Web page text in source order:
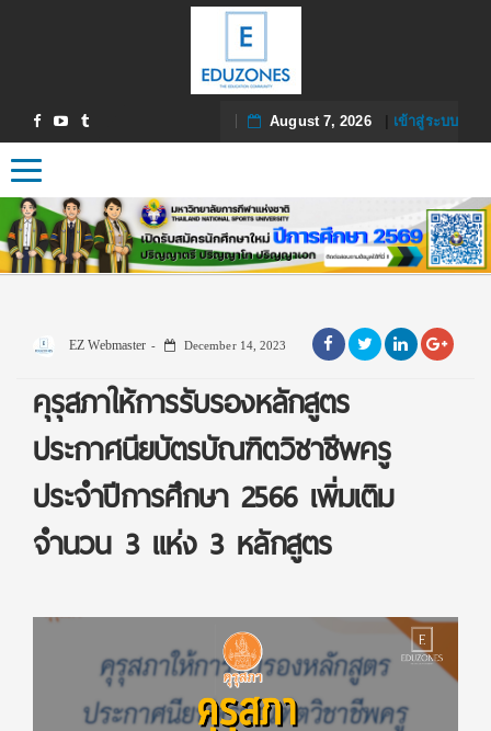
August 7, 2026| เข้าสู่ระบบ
Toggle navigation
EZ Webmaster December 14, 2023
คุรุสภาให้การรับรองหลักสูตร
ประกาศนียบัตรบัณฑิตวิชาชีพครู
ประจำปีการศึกษา 2566 เพิ่มเติม
จำนวน 3 แห่ง 3 หลักสูตร